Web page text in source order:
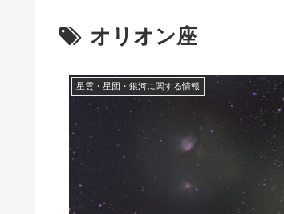
オリオン座
星雲・星団・銀河に関する情報